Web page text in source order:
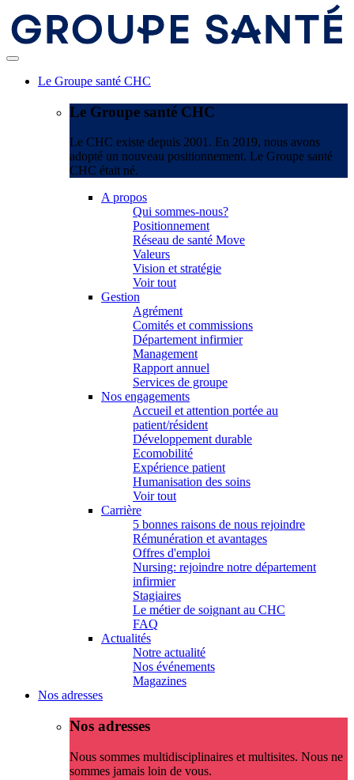
Le Groupe santé CHC
Le Groupe santé CHC
Le CHC existe depuis 2001. En 2019, nous avons
adopté un nouveau positionnement. Le Groupe santé
CHC était né.
A propos
Qui sommes-nous?
Positionnement
Réseau de santé Move
Valeurs
Vision et stratégie
Voir tout
Gestion
Agrément
Comités et commissions
Département infirmier
Management
Rapport annuel
Services de groupe
Nos engagements
Accueil et attention portée au
patient/résident
Développement durable
Ecomobilité
Expérience patient
Humanisation des soins
Voir tout
Carrière
5 bonnes raisons de nous rejoindre
Rémunération et avantages
Offres d'emploi
Nursing: rejoindre notre département
infirmier
Stagiaires
Le métier de soignant au CHC
FAQ
Actualités
Notre actualité
Nos événements
Magazines
Nos adresses
Nos adresses
Nous sommes multidisciplinaires et multisites. Nous ne
sommes jamais loin de vous.